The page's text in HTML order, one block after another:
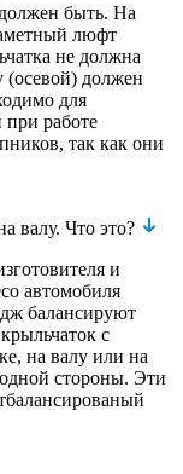
быть. На
люфт
не должна
(осевой) должен
для
работе
так как они
валу. Что это?
и
автомобиля
балансируют
с
на валу или на
стороны. Эти